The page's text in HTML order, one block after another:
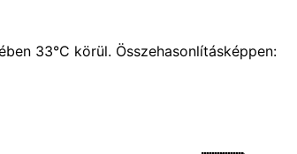
33°C körül. Összehasonlításképpen: